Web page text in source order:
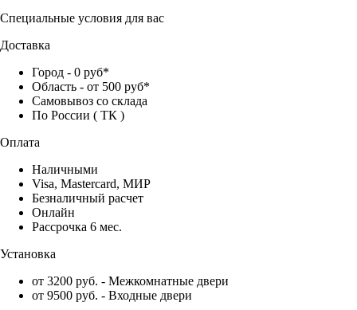
Специальные условия для вас
Доставка
Город - 0 руб*
Область - от 500 руб*
Самовывоз со склада
По России ( ТК )
Оплата
Наличными
Visa, Mastercard, МИР
Безналичный расчет
Онлайн
Рассрочка 6 мес.
Установка
от 3200 руб. - Межкомнатные двери
от 9500 руб. - Входные двери